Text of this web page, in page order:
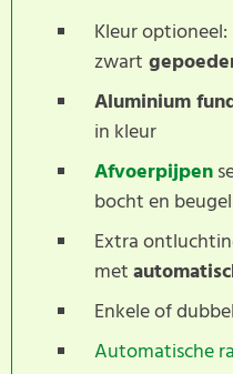
Kleur optioneel:
zwart
Aluminium
in kleur
Afvoerpijpen
bocht en
Extra
met
Enkele of
Automatische